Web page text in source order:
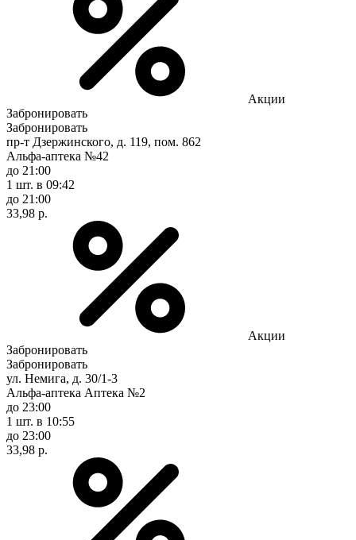
Акции
Забронировать
Забронировать
пр-т Дзержинского, д. 119, пом. 862
Альфа-аптека №42
до 21:00
1 шт. в 09:42
до 21:00
33,98 р.
Акции
Забронировать
Забронировать
ул. Немига, д. 30/1-3
Альфа-аптека Аптека №2
до 23:00
1 шт. в 10:55
до 23:00
33,98 р.